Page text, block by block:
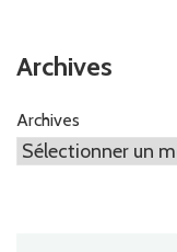
Archives
Archives